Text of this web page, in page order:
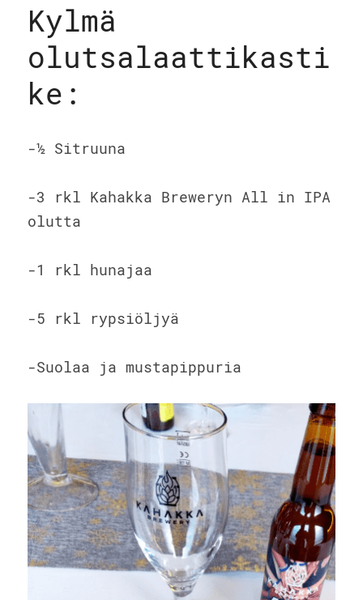
Kylmä
olutsalaattikasti
ke:
-½ Sitruuna
-3 rkl Kahakka Breweryn All in IPA
olutta
-1 rkl hunajaa
-5 rkl rypsiöljyä
-Suolaa ja mustapippuria